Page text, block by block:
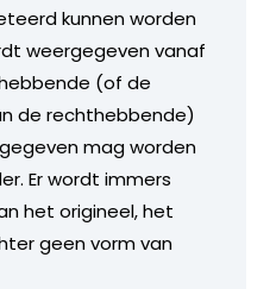
kunnen worden
weergegeven vanaf
(of de
de rechthebbende)
mag worden
Er wordt immers
het origineel, het
geen vorm van